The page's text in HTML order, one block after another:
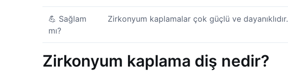
💪 Sağlam
mı?
Zirkonyum kaplamalar çok güçlü ve dayanıklıdır.
Zirkonyum kaplama diş nedir?